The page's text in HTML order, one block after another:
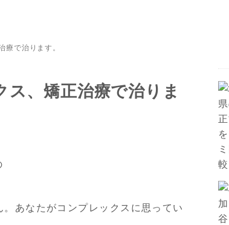
療で治ります。
、矯正治療で治りま
あなたがコンプレックスに思ってい